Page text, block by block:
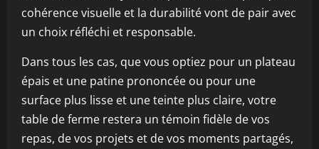
cohérence visuelle et la durabilité vont de pair avec
un choix réfléchi et responsable.
Dans tous les cas, que vous optiez pour un plateau
épais et une patine prononcée ou pour une
surface plus lisse et une teinte plus claire, votre
table de ferme restera un témoin fidèle de vos
repas, de vos projets et de vos moments partagés,